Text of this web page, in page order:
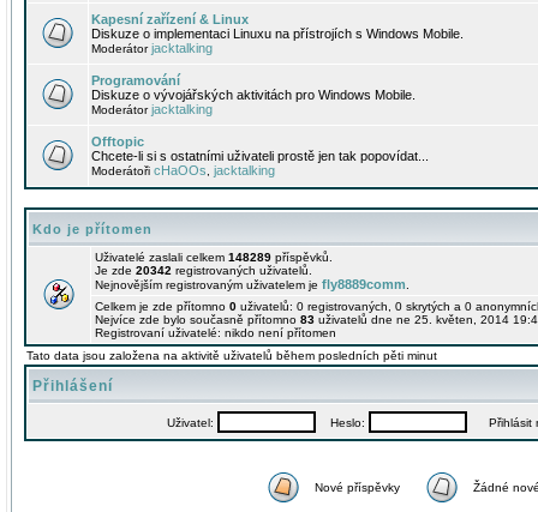
Kapesní zařízení & Linux
Diskuze o implementaci Linuxu na přístrojích s Windows Mobile.
Moderátorjacktalking
Programování
Diskuze o vývojářských aktivitách pro Windows Mobile.
Moderátorjacktalking
Offtopic
Chcete-li si s ostatními uživateli prostě jen tak popovídat...
Moderátoři cHaOOs jacktalking
Kdo je přítomen
Uživatelé zaslali celkem 148289 příspěvků.
Je zde 20342 registrovaných uživatelů.
Nejnovějším registrovaným uživatelem je fly8889comm
Celkem je zde přítomno 0 uživatelů: 0 registrovaných, 0 skrytých a 0
Nejvíce zde bylo současně přítomno 83 uživatelů dne ne 25. květen, 2014
Registrovaní uživatelé: nikdo není přítomen
Tato data jsou založena na aktivitě uživatelů během posledních pěti minut
Přihlášení
Uživatel: Heslo: Přihlásit
Nové příspěvky Žádné